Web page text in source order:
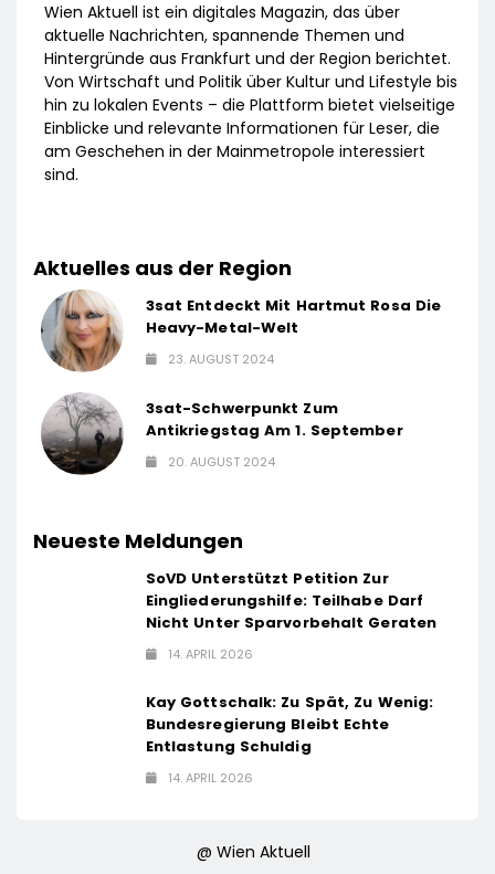
Wien Aktuell ist ein digitales Magazin, das über
aktuelle Nachrichten, spannende Themen und
Hintergründe aus Frankfurt und der Region berichtet.
Von Wirtschaft und Politik über Kultur und Lifestyle bis
hin zu lokalen Events – die Plattform bietet vielseitige
Einblicke und relevante Informationen für Leser, die
am Geschehen in der Mainmetropole interessiert
sind.
Aktuelles aus der Region
3sat Entdeckt Mit Hartmut Rosa Die
Heavy-Metal-Welt
23. AUGUST 2024
3sat-Schwerpunkt Zum
Antikriegstag Am 1. September
20. AUGUST 2024
Neueste Meldungen
SoVD Unterstützt Petition Zur
Eingliederungshilfe: Teilhabe Darf
Nicht Unter Sparvorbehalt Geraten
14. APRIL 2026
Kay Gottschalk: Zu Spät, Zu Wenig:
Bundesregierung Bleibt Echte
Entlastung Schuldig
14. APRIL 2026
@ Wien Aktuell